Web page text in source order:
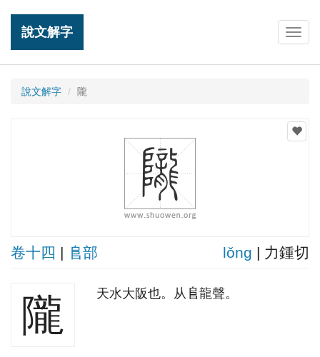
說文解字
說文解字 隴
卷十四 | 𨸏部 lǒnɡ | 力鍾切
隴 天水大阪也。从𨸏龍聲。